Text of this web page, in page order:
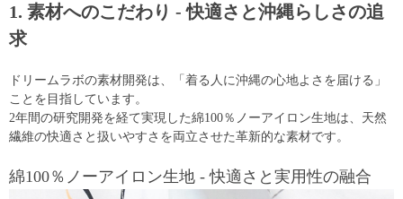
1. 素材へのこだわり - 快適さと沖縄らしさの追
求
ドリームラボの素材開発は、「着る人に沖縄の心地よさを届ける」
ことを目指しています。
2年間の研究開発を経て実現した綿100％ノーアイロン生地は、天然
繊維の快適さと扱いやすさを両立させた革新的な素材です。
綿100％ノーアイロン生地 - 快適さと実用性の融合